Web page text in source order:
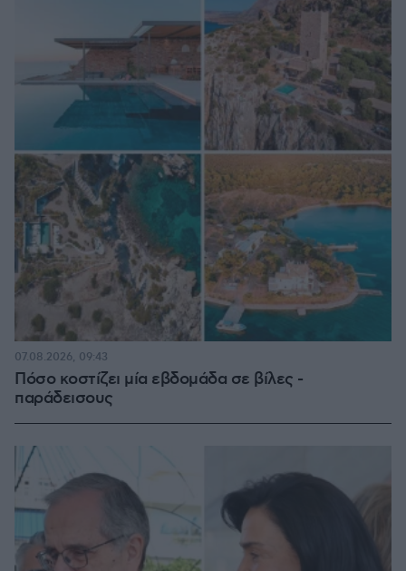
Πόσο κοστίζει μία εβδομάδα σε βίλες -
παράδεισους
07.08.2026, 09:43